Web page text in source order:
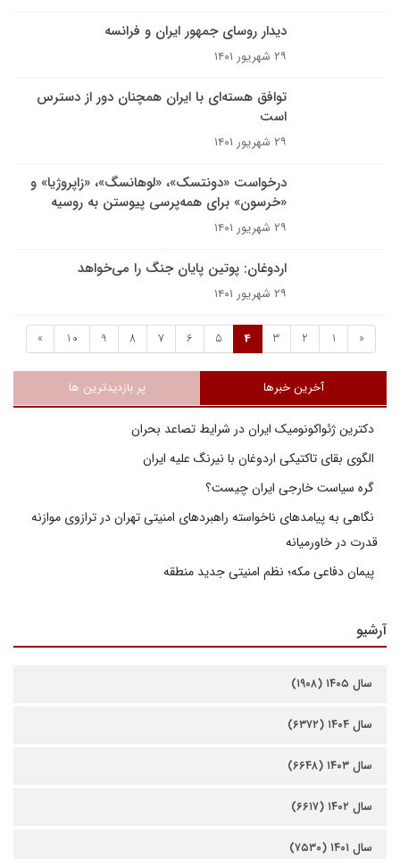
دیدار روسای جمهور ایران و فرانسه
۲۹ شهریور ۱۴۰۱
توافق هسته‌ای با ایران همچنان دور از دسترس
است
۲۹ شهریور ۱۴۰۱
درخواست «دونتسک»، «لوهانسگ»، «زاپروژیا» و
«خرسون» برای همه‌پرسی پیوستن به روسیه
۲۹ شهریور ۱۴۰۱
اردوغان: پوتین پایان جنگ را می‌خواهد
۲۹ شهریور ۱۴۰۱
«
1
2
3
4
5
6
7
8
9
10
»
آخرین خبرها پر بازدیدترین ها
دکترین ژئواکونومیک ایران در شرایط تصاعد بحران
الگوی بقای تاکتیکی اردوغان با نیرنگ علیه ایران
گره سیاست خارجی ایران چیست؟
نگاهی به پیامدهای ناخواسته راهبردهای امنیتی تهران در ترازوی موازنه
قدرت در خاورمیانه
پیمان دفاعی مکه؛ نظم امنیتی جدید منطقه
آرشیو
سال ۱۴۰۵ (۱۹۰۸)
سال ۱۴۰۴ (۶۳۷۲)
سال ۱۴۰۳ (۶۶۴۸)
سال ۱۴۰۲ (۶۶۱۷)
سال ۱۴۰۱ (۷۵۳۰)